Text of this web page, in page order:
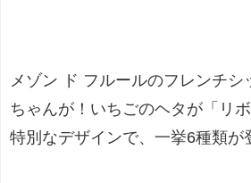
メゾン ド フルールのフレンチシ
ちゃんが！いちごのヘタが「リ
特別なデザインで、一挙6種類